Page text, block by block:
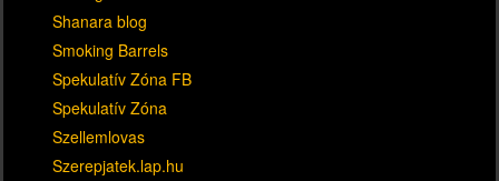
Shanara blog
Smoking Barrels
Spekulatív Zóna FB
Spekulatív Zóna
Szellemlovas
Szerepjatek.lap.hu